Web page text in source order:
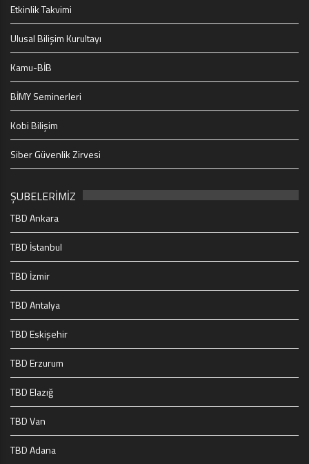
Etkinlik Takvimi
Ulusal Bilişim Kurultayı
Kamu-BİB
BİMY Seminerleri
Kobi Bilişim
Siber Güvenlik Zirvesi
ŞUBELERİMİZ
TBD Ankara
TBD İstanbul
TBD İzmir
TBD Antalya
TBD Eskişehir
TBD Erzurum
TBD Elazığ
TBD Van
TBD Adana